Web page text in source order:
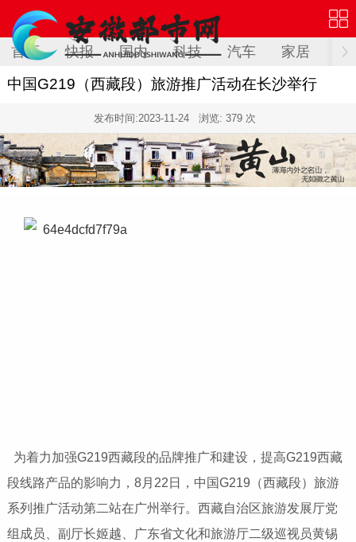
首页 快报 国内 科技 汽车 家居 健
中国G219（西藏段）旅游推广活动在长沙举行
发布时间:2023-11-24 浏览: 379 次
为着力加强G219西藏段的品牌推广和建设，提高G219西藏
段线路产品的影响力，8月22日，中国G219（西藏段）旅游
系列推广活动第二站在广州举行。西藏自治区旅游发展厅党
组成员、副厅长姬越、广东省文化和旅游厅二级巡视员黄锡